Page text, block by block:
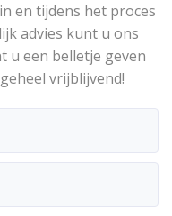
en tijdens het proces
advies kunt u ons
u een belletje geven
vrijblijvend!